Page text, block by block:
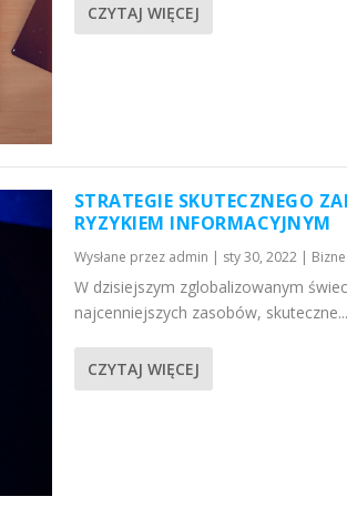
CZYTAJ WIĘCEJ
STRATEGIE SKUTECZNEGO
RYZYKIEM INFORMACYJNYM
Wysłane przez admin | sty 30, 2022|
W dzisiejszym zglobalizowanym
najcenniejszych zasobów, skuteczne...
CZYTAJ WIĘCEJ